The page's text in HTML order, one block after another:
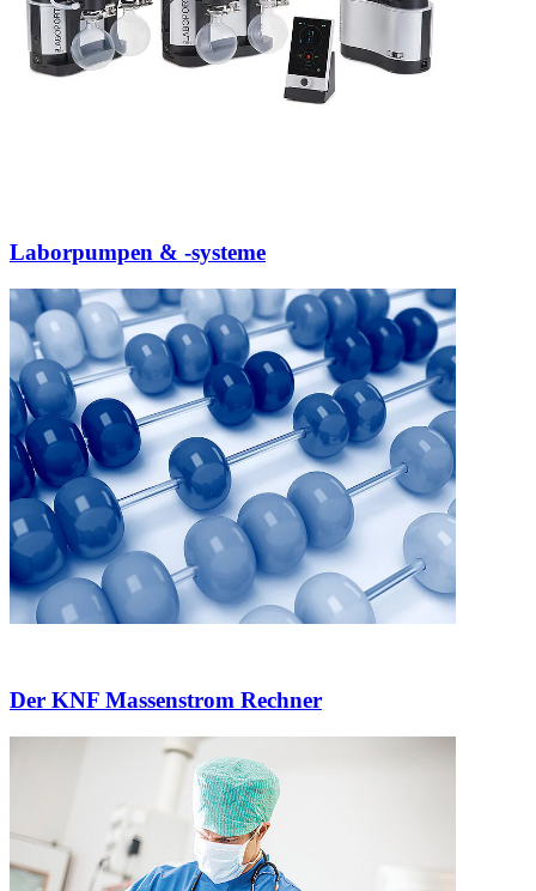
Laborpumpen & -systeme
Der KNF Massenstrom Rechner